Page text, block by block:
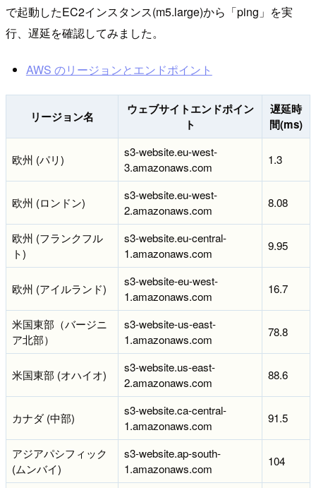
で起動したEC2インスタンス(m5.large)から「ping」を実
行、遅延を確認してみました。
AWS のリージョンとエンドポイント
リージョン名
ウェブサイトエンドポイン
ト
遅延時
間(ms)
欧州 (パリ)
s3-website.eu-west-
3.amazonaws.com
1.3
欧州 (ロンドン)
s3-website.eu-west-
2.amazonaws.com
8.08
欧州 (フランクフル
ト)
s3-website.eu-central-
1.amazonaws.com
9.95
欧州 (アイルランド)
s3-website-eu-west-
1.amazonaws.com
16.7
米国東部（バージニ
ア北部）
s3-website-us-east-
1.amazonaws.com
78.8
米国東部 (オハイオ)
s3-website.us-east-
2.amazonaws.com
88.6
カナダ (中部)
s3-website.ca-central-
1.amazonaws.com
91.5
アジアパシフィック
(ムンバイ)
s3-website.ap-south-
1.amazonaws.com
104